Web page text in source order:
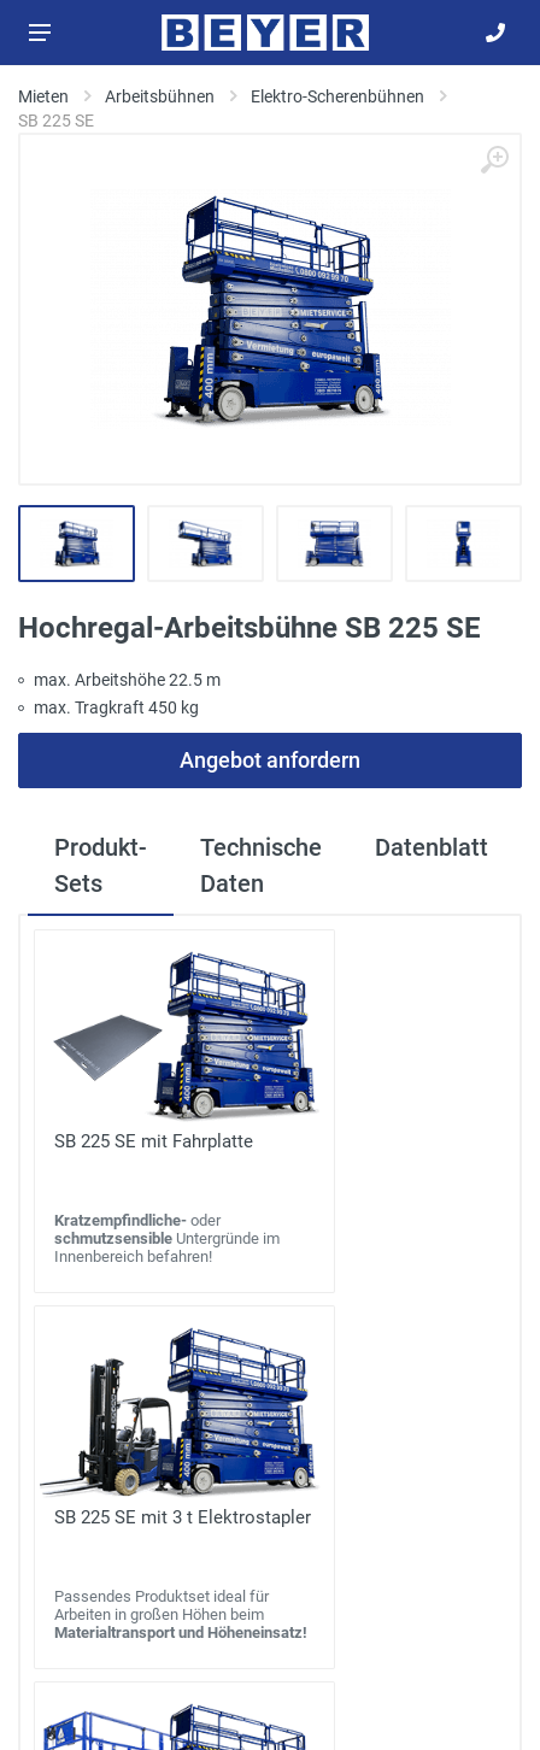
Mieten Arbeitsbühnen
Elektro-Scherenbühnen
SB 225 SE
Hochregal-Arbeitsbühne SB 225 SE
max. Arbeitshöhe 22.5 m
max. Tragkraft 450 kg
Angebot anfordern
Produkt-
Sets
Technische
Daten
Datenblatt
SB 225 SE mit Fahrplatte
Kratzempfindliche- oder
schmutzsensible Untergründe im
Innenbereich befahren!
SB 225 SE mit 3 t Elektrostapler
Passendes Produktset ideal für
Arbeiten in großen Höhen beim
Materialtransport und Höheneinsatz!